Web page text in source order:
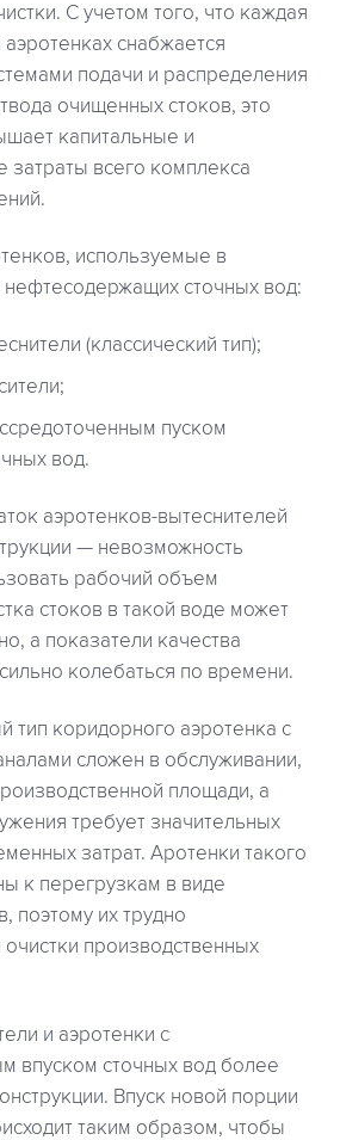
С учетом того, что каждая
аэротенках снабжается
подачи и распределения
очищенных стоков, это
капитальные и
затраты всего комплекса
используемые в
нефтесодержащих сточных вод:
(классический тип);
пуском
вод.
аэротенков-вытеснителей
— невозможность
рабочий объем
стоков в такой воде может
а показатели качества
колебаться по времени.
тип коридорного аэротенка с
сложен в обслуживании,
площади, а
требует значительных
затрат. Аротенки такого
к перегрузкам в виде
поэтому их трудно
очистки производственных
и аэротенки с
впуском сточных вод более
Впуск новой порции
таким образом, чтобы